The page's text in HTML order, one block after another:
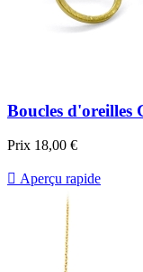
Boucles d'oreilles
Prix 18,00 €
 Aperçu rapide